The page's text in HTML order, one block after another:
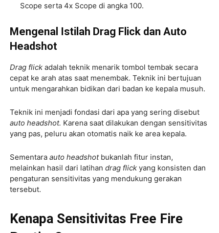
Scope serta 4x Scope di angka 100.
Mengenal Istilah Drag Flick dan Auto
Headshot
Drag flick adalah teknik menarik tombol tembak secara
cepat ke arah atas saat menembak. Teknik ini bertujuan
untuk mengarahkan bidikan dari badan ke kepala musuh.
Teknik ini menjadi fondasi dari apa yang sering disebut
auto headshot. Karena saat dilakukan dengan sensitivitas
yang pas, peluru akan otomatis naik ke area kepala.
Sementara auto headshotbukanlah fitur instan,
melainkan hasil dari latihan drag flick yang konsisten dan
pengaturan sensitivitas yang mendukung gerakan
tersebut.
Kenapa Sensitivitas Free Fire